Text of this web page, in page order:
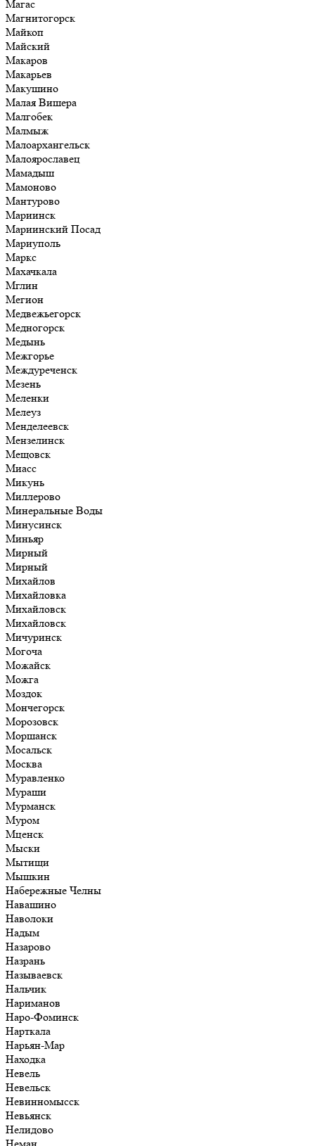
Магас
Магнитогорск
Майкоп
Майский
Макаров
Макарьев
Макушино
Малая Вишера
Малгобек
Малмыж
Малоархангельск
Малоярославец
Мамадыш
Мамоново
Мантурово
Мариинск
Мариинский Посад
Мариуполь
Маркс
Махачкала
Мглин
Мегион
Медвежьегорск
Медногорск
Медынь
Межгорье
Междуреченск
Мезень
Меленки
Мелеуз
Менделеевск
Мензелинск
Мещовск
Миасс
Микунь
Миллерово
Минеральные Воды
Минусинск
Миньяр
Мирный
Мирный
Михайлов
Михайловка
Михайловск
Михайловск
Мичуринск
Могоча
Можайск
Можга
Моздок
Мончегорск
Морозовск
Моршанск
Мосальск
Москва
Муравленко
Мураши
Мурманск
Муром
Мценск
Мыски
Мытищи
Мышкин
Набережные Челны
Навашино
Наволоки
Надым
Назарово
Назрань
Называевск
Нальчик
Нариманов
Наро-Фоминск
Нарткала
Нарьян-Мар
Находка
Невель
Невельск
Невинномысск
Невьянск
Нелидово